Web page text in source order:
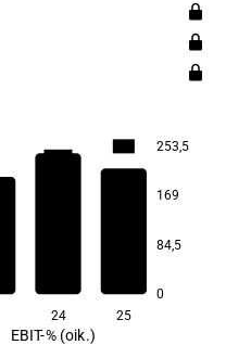
253,5
169
84,5
0
−11,9
−1,5
24 25
EBIT-% (oik.)